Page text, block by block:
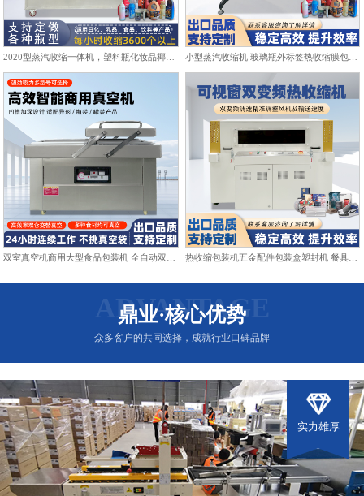
ADVANTAGE
鼎业·核心优势
— 众多客户的共同选择，成就行业口碑品牌 —
实力雄厚